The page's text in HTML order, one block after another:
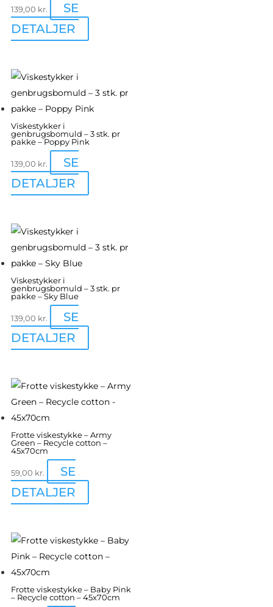
139,00 kr.
SE
DETALJER
Viskestykker i
genbrugsbomuld – 3 stk. pr
pakke – Poppy Pink
139,00 kr.
SE
DETALJER
Viskestykker i
genbrugsbomuld – 3 stk. pr
pakke – Sky Blue
139,00 kr.
SE
DETALJER
Frotte viskestykke – Army
Green – Recycle cotton –
45x70cm
59,00 kr.
SE
DETALJER
Frotte viskestykke – Baby Pink
– Recycle cotton – 45x70cm